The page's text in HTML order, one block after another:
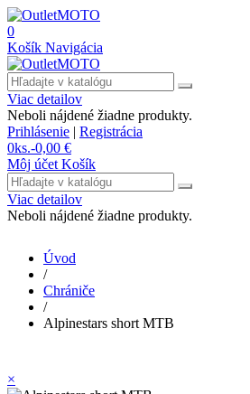
0
Košík Navigácia
Viac detailov
Neboli nájdené žiadne produkty.
Prihlásenie | Registrácia
0ks.-0,00 €
Môj účet Košík
Viac detailov
Neboli nájdené žiadne produkty.
Úvod
/
Chrániče
/
Alpinestars short MTB
×